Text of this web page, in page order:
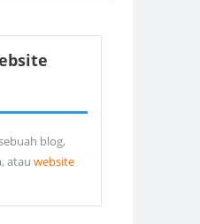
blog,
atau website